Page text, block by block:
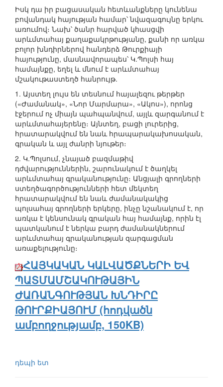
Իսկ դա իր բացասական հետևանքները կունենա
բովանդակ հայության համար՝ նվազագույնը երկու
առումով։ Նախ՝ ծանր հարված կհասցվի
արևմտահայ քաղաքակրթությանը, քանի որ առկա
բոլոր խնդիրներով հանդերձ Թուրքիայի
հայությունը, մասնավորապես՝ Կ.Պոլսի հայ
համայնքը, եղել և մնում է արևմտահայ
մշակութաստեղծ հանրույթ.
1. Այստեղ լույս են տեսնում հայալեզու թերթեր
(«Ժամանակ», «Նոր Մարմարա», «Ակոս»), որոնց
էջերում ոչ միայն պահպանվում, այլև զարգանում է
արևմտահայերենը։ Այնտեղ, բացի լուրերից,
հրատարակվում են նաև հրապարակախոսական,
գրական և այլ ժանրի նյութեր։
2. Կ.Պոլսում, չնայած բազմաթիվ
դժվարություններին, շարունակում է ծաղկել
արևմտահայ գրականությունը։ Անցյալի գրողների
ստեղծագործությունների հետ մեկտեղ
հրատարակվում են նաև ժամանակակից
պոլսահայ գրողների երկերը, ինչը նշանակում է, որ
առկա է կենսունակ գրական հայ համայնք, որին էլ
պատկանում է ներկա բարդ ժամանակներում
արևմտահայ գրականության զարգացման
առաքելությունը։
ՀԱՅԿԱԿԱՆ ԿԱԼՎԱԾՔՆԵՐԻ ԵՎ
ՊԱՏՄԱՄՇԱԿՈՒԹԱՅԻՆ
ԺԱՌԱՆԳՈՒԹՅԱՆ ԽՆԴԻՐԸ
ԹՈՒՐՔԻԱՅՈՒՄ (հոդվածն
ամբողջությամբ, 150KB)
դեպի ետ